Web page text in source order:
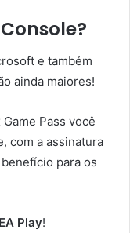
e também
ainda maiores!
Pass você
com a assinatura
para os
EA Play!